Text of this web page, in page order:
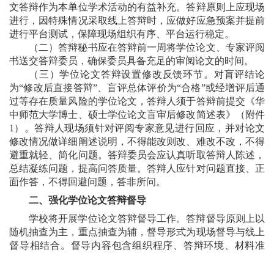
文答辩作为本单位学术活动的有益补充。答辩原则上应现场
进行，因特殊情况采取线上答辩时，应做好应急预案并提前
进行平台测试，保障现场组织有序、平台运行稳定。
（二）答辩秘书应在答辩前一周将学位论文、专家评阅
书送交答辩委员，确保委员具备充足的审阅论文的时间。
（三）学位论文答辩设置修改反馈环节。对盲评结论
为“修改后直接答辩”、盲评总体评价为“合格”或经增评后通
过等存在质量风险的学位论文，答辩人须于答辩前提交《华
中师范大学博士、硕士学位论文盲审后修改简述表》（附件
1 ）。答辩人现场须针对评阅专家意见进行回应，并对论文
修改情况做详细阐述说明，不得能改则改、难改不改，不得
避重就轻、简化问题。答辩委员会应认真听取答辩人陈述，
总结凝练问题，提高问答质量。答辩人应针对问题直接、正
面作答，不得回避问题，答非所问。
二、强化学位论文答辩督导
学校将开展学位论文答辩督导工作。答辩督导原则上以
随机抽查为主，重点抽查为辅，督导形式为现场督导与线上
督导相结合。督导内容包含组织程序、答辩环境、材料准